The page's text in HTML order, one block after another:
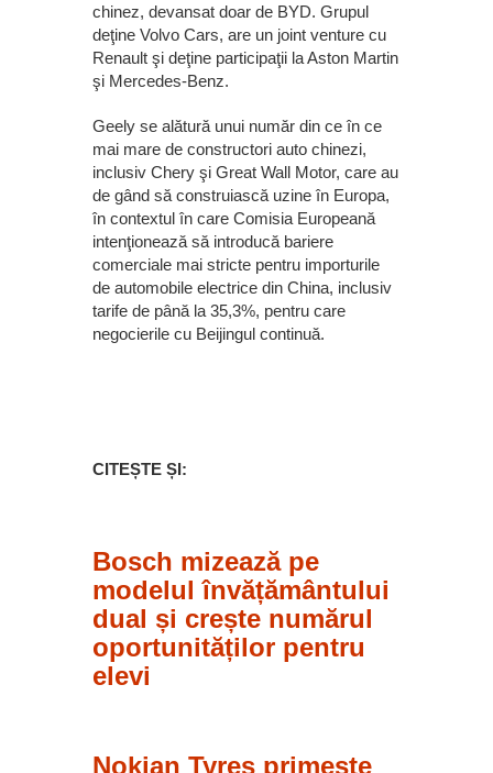
chinez, devansat doar de BYD. Grupul
deţine Volvo Cars, are un joint venture cu
Renault şi deţine participaţii la Aston Martin
şi Mercedes-Benz.
Geely se alătură unui număr din ce în ce
mai mare de constructori auto chinezi,
inclusiv Chery şi Great Wall Motor, care au
de gând să construiască uzine în Europa,
în contextul în care Comisia Europeană
intenţionează să introducă bariere
comerciale mai stricte pentru importurile
de automobile electrice din China, inclusiv
tarife de până la 35,3%, pentru care
negocierile cu Beijingul continuă.
CITEȘTE ȘI:
Bosch mizează pe
modelul învățământului
dual și crește numărul
oportunităților pentru
elevi
Nokian Tyres primește